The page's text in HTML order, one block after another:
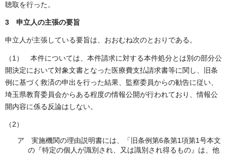
聴取を行った。
3 申立人の主張の要旨
申立人が主張している要旨は、おおむね次のとおりである。
（1） 本件については、本件請求に対する本件処分とは別の部分公
開決定において対象文書となった医療費支払請求書等に関し、旧条
例に基づく救済の申出を行った結果、監察委員からの勧告に従い、
埼玉県教育委員会からある程度の情報公開が行われており、情報公
開内容に係る反論はしない。
（2）
ア 実施機関の理由説明書には、「旧条例第6条第1項第1号本文
の『特定の個人が識別され、又は識別され得るもの』は、他